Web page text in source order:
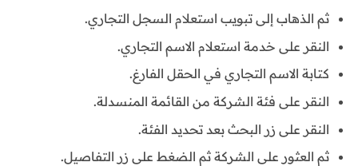
ثم الذهاب إلى تبويب استعلام السجل التجاري.
النقر على خدمة استعلام الاسم التجاري.
كتابة الاسم التجاري في الحقل الفارغ.
النقر على فئة الشركة من القائمة المنسدلة.
النقر على زر البحث بعد تحديد الفئة.
ثم العثور على الشركة ثم الضغط على زر التفاصيل.